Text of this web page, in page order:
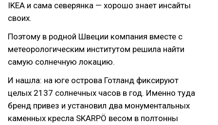
IKEA и сама северянка — хорошо знает инсайты
своих.
Поэтому в родной Швеции компания вместе с
метеорологическим институтом решила найти
самую солнечную локацию.
И нашла: на юге острова Готланд фиксируют
целых 2137 солнечных часов в год. Именно туда
бренд привез и установил два монументальных
каменных кресла SKARPÖ весом в полтонны